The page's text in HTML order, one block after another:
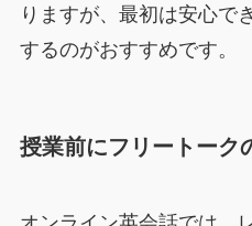
りますが、最初は安心で
するのがおすすめです。
授業前にフリートーク